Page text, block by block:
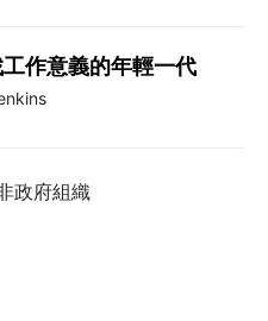
作意義的年輕一代
政府組織